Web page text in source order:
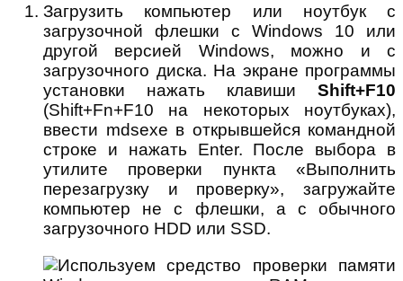
Загрузить компьютер или ноутбук с
загрузочной флешки с Windows 10 или
другой версией Windows, можно и с
загрузочного диска. На экране программы
установки нажать клавиши Shift+F10
(Shift+Fn+F10 на некоторых ноутбуках),
ввести mdsexe в открывшейся командной
строке и нажать Enter. После выбора в
утилите проверки пункта «Выполнить
перезагрузку и проверку», загружайте
компьютер не с флешки, а с обычного
загрузочного HDD или SSD.